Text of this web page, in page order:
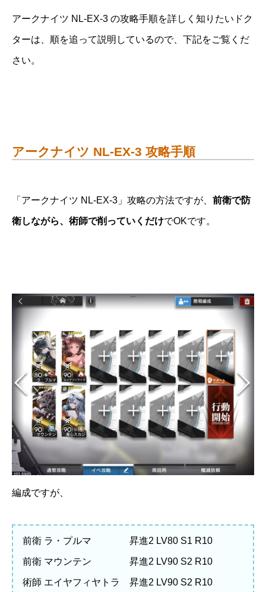
アークナイツ NL-EX-3 の攻略手順を詳しく知りたいドク
ターは、順を追って説明しているので、下記をご覧くだ
さい。
アークナイツ NL-EX-3 攻略手順
「アークナイツ NL-EX-3」攻略の方法ですが、 前衛で防
衛しながら、術師で削っていくだけでOKです。
編成ですが、
前衛 ラ・プルマ 昇進2 LV80 S1 R10
前衛 マウンテン 昇進2 LV90 S2 R10
術師 エイヤフィヤトラ 昇進2 LV90 S2 R10